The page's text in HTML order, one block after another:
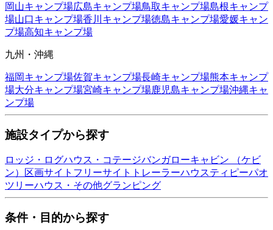
岡山キャンプ場広島キャンプ場鳥取キャンプ場島根キャンプ
場山口キャンプ場香川 キャンプ場徳島キャンプ場愛媛キャン
プ場高知キャンプ場
九州・沖縄
福岡キャンプ場佐賀キャンプ場長崎キャンプ場熊本キャンプ
場大分キャンプ場宮崎キャンプ場鹿児島キャンプ場沖縄キャ
ンプ場
施設タイプから探す
ロッジ・ログハウス・コテージバンガローキャビン （ケビ
ン）
区画サイト フリーサイト トレーラーハウスティピーパオ
ツリーハウス・その他グランピング
条件・目的から探す